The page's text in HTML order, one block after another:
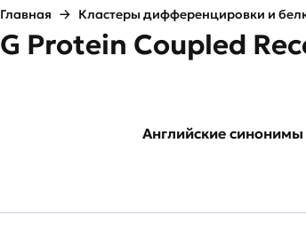
Главная Кластеры дифференцировки и
G Protein Coupled
Английские синонимы